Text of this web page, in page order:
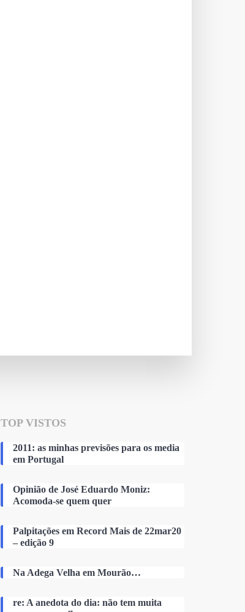
TOP VISTOS
2011: as minhas previsões para os media
em Portugal
Opinião de José Eduardo Moniz:
Acomoda-se quem quer
Palpitações em Record Mais de 22mar20
– edição 9
Na Adega Velha em Mourão…
re: A anedota do dia: não tem muita